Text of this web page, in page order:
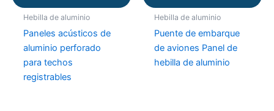
Hebilla de aluminio
Paneles acústicos de
aluminio perforado
para techos
registrables
Hebilla de aluminio
Puente de embarque
de aviones Panel de
hebilla de aluminio